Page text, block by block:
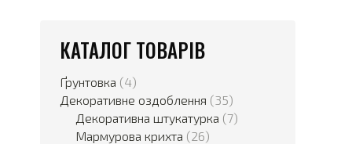
КАТАЛОГ ТОВАРІВ
Ґрунтовка (4)
Декоративне оздоблення (35)
Декоративна штукатурка (7)
Мармурова крихта (26)